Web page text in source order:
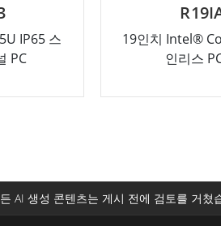
IP65 스
PC
19인치 Intel®
인리스
AI 생성 콘텐츠는 게시 전에 검토를 거쳤